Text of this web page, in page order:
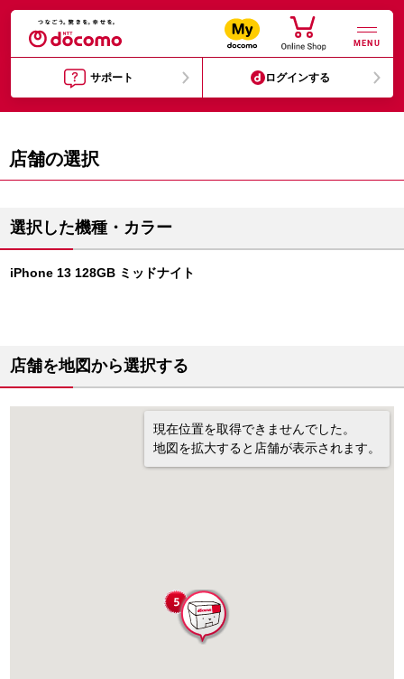
MENU
サポート ログインする
店舗の選択
選択した機種・カラー
iPhone 13 128GB ミッドナイト
店舗を地図から選択する
現在位置を取得できませんでした。
地図を拡大すると店舗が表示されます。